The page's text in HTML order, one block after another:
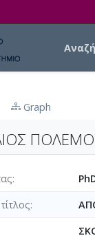
Graph